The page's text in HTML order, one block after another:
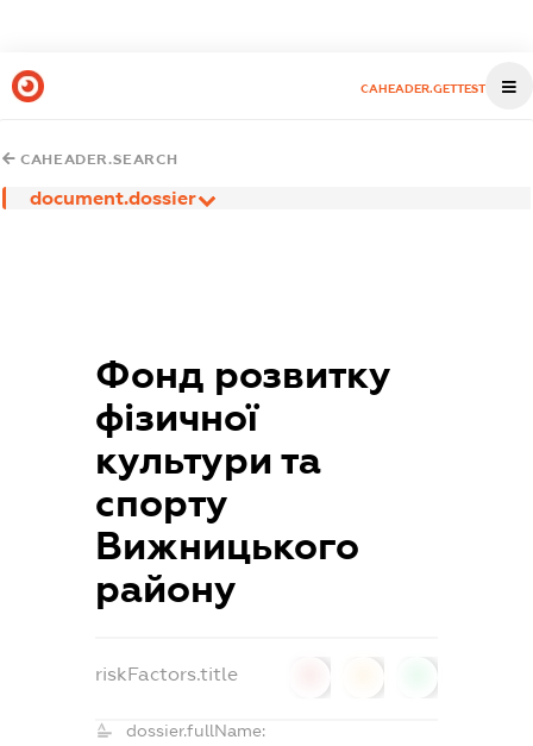
CAHEADER.GETTEST
CAHEADER.SEARCH
document.dossier
Фонд розвитку
фізичної
культури та
спорту
Вижницького
району
riskFactors.title
dossier.fullName: